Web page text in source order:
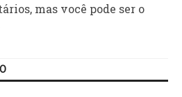
mas você pode ser o